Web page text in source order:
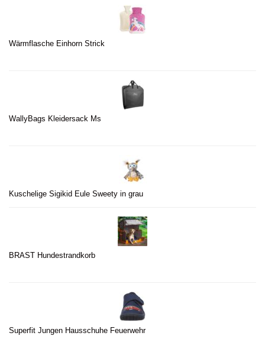
Wärmflasche Einhorn Strick
WallyBags Kleidersack Ms
Kuschelige Sigikid Eule Sweety in grau
BRAST Hundestrandkorb
Superfit Jungen Hausschuhe Feuerwehr